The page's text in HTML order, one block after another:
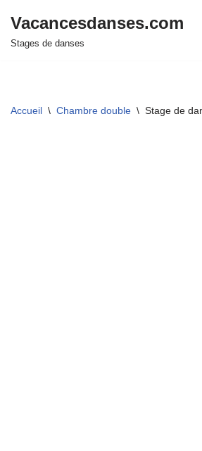
Aller
Vacancesdanses.com
Stages de danses
Accueil \ Chambre double \ Stage de